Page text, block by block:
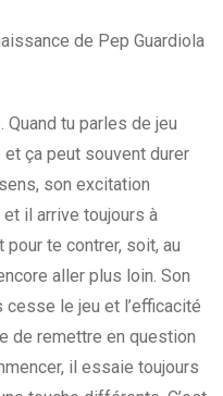
de Pep Guardiola
Quand tu parles de jeu
ça peut souvent durer
son excitation
il arrive toujours à
te contrer, soit, au
aller plus loin. Son
le jeu et l’efficacité
de remettre en question
il essaie toujours